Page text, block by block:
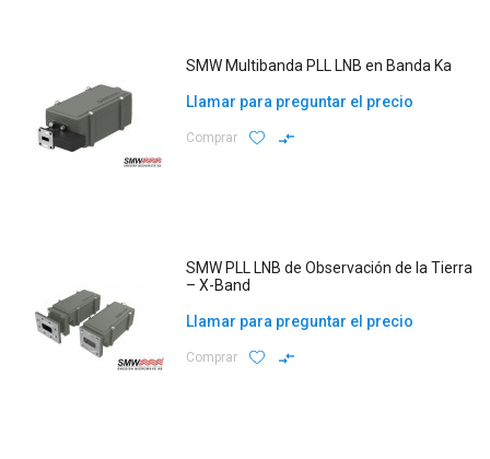
SMW Multibanda PLL LNB en Banda Ka
Llamar para preguntar el precio
Comprar
SMW PLL LNB de Observación de la Tierra
– X-Band
Llamar para preguntar el precio
Comprar